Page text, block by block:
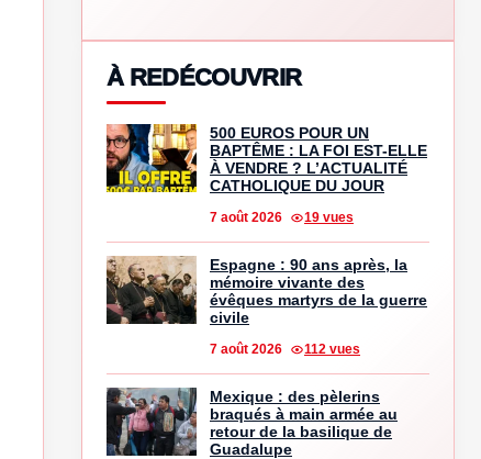
À REDÉCOUVRIR
500 EUROS POUR UN
BAPTÊME : LA FOI EST-ELLE
À VENDRE ? L’ACTUALITÉ
CATHOLIQUE DU JOUR
7 août 2026 19 vues
Espagne : 90 ans après, la
mémoire vivante des
évêques martyrs de la guerre
civile
7 août 2026 112 vues
Mexique : des pèlerins
braqués à main armée au
retour de la basilique de
Guadalupe